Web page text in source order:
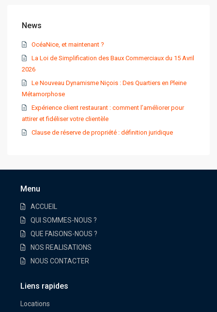
News
OcéaNice, et maintenant ?
La Loi de Simplification des Baux Commerciaux du 15 Avril
2026
Le Nouveau Dynamisme Niçois : Des Quartiers en Pleine
Métamorphose
Expérience client restaurant : comment l’améliorer pour
attirer et fidéliser votre clientèle
Clause de réserve de propriété : définition juridique
Menu
ACCUEIL
QUI SOMMES-NOUS ?
QUE FAISONS-NOUS ?
NOS REALISATIONS
NOUS CONTACTER
Liens rapides
Locations